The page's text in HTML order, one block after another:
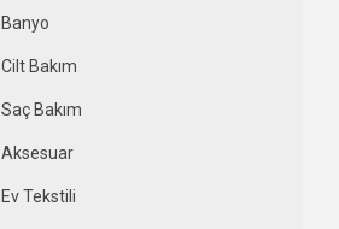
Banyo
Cilt Bakım
Saç Bakım
Aksesuar
Ev Tekstili